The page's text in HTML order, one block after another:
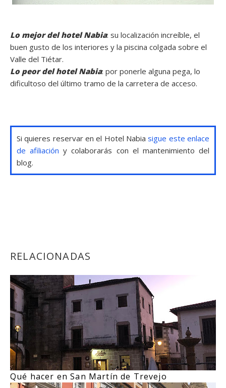
Lo mejor del hotel Nabia: su localización increíble, el
buen gusto de los interiores y la piscina colgada sobre el
Valle del Tiétar.
Lo peor del hotel Nabia: por ponerle alguna pega, lo
dificultoso del último tramo de la carretera de acceso.
Si quieres reservar en el Hotel Nabiasigue este enlace
de afiliación y colaborarás con el mantenimiento del
blog.
RELACIONADAS
Qué hacer en San Martín de Trevejo